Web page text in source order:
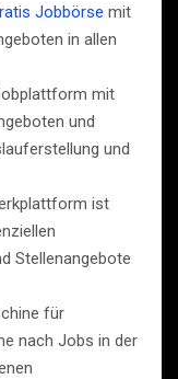
Jobbörse mit
in allen
mit
und
und
ist
Stellenangebote
für
nach Jobs in der